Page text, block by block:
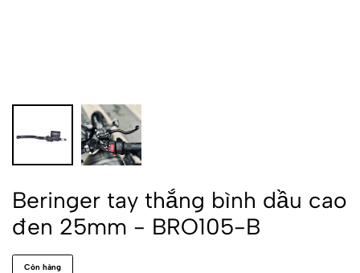
Beringer tay thắng bình dầu cao
đen 25mm - BRO105-B
Còn hàng